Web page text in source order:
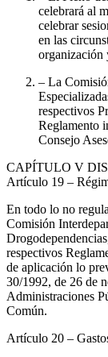
celebrará al
celebrar
en las
organización
– La
respectivos
Reglamento
Consejo
CAPÍTULO V
Artículo 19 –
En todo lo no
Comisión
respectivos
de aplicación lo
30/1992, de 26 de
Administraciones
Común.
Artículo 20 –